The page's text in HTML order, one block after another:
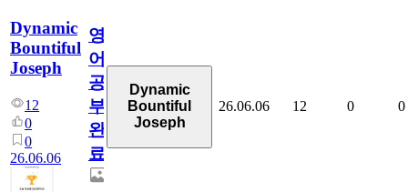
Dynamic
Bountiful
Joseph
12
0
0
26.06.06
영
어
공
부
완
료
Dynamic
Bountiful
Joseph
26.06.06 12 0 0